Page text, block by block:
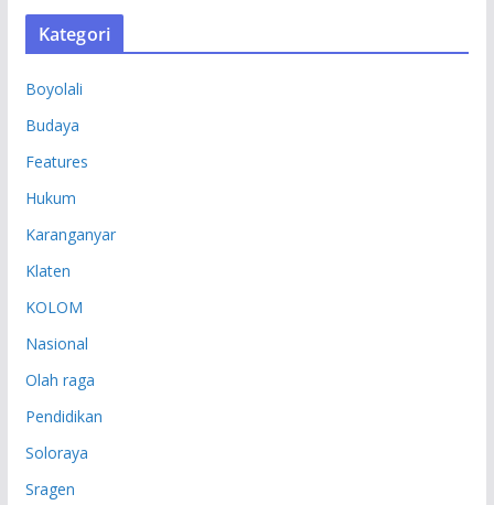
S
Kategori
Boyolali
Budaya
Features
Hukum
Karanganyar
Klaten
KOLOM
Nasional
Olah raga
Pendidikan
Soloraya
Sragen